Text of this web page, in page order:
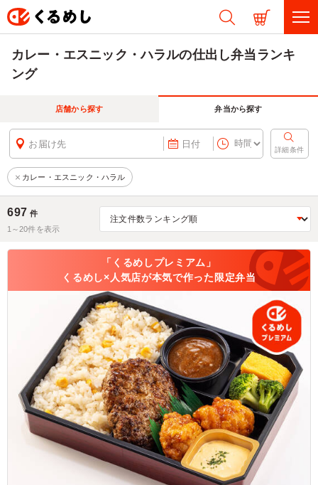
カレー・エスニック・ハラルの仕出し弁当ランキ
ング
店舗から探す 弁当から探す
お届け先 日付
詳細条件
カレー・エスニック・ハラル
697 件
1～20件を表示
「くるめしプレミアム」
くるめし×人気店が本気で作った限定弁当